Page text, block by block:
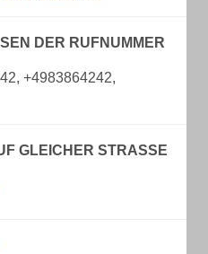
DER RUFNUMMER
+4983864242,
GLEICHER STRASSE